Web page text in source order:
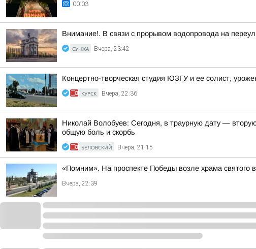
00:03
Внимание!. В связи с прорывом водопровода на
СУНЖА Вчера, 23:42
Концертно-творческая студия ЮЗГУ и ее солист,
КУРСК Вчера, 22:36
Николай Волобуев: Сегодня, в траурную дату —
общую боль и скорбь
БЕЛОВСКИЙ Вчера, 21:15
«Помним». На проспекте Победы возле храма святого
Вчера, 22:39